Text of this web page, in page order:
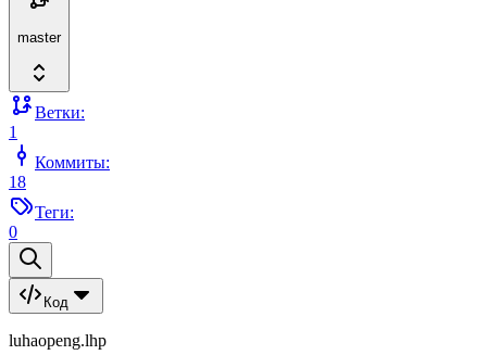
master
Ветки:
1
Коммиты:
18
Теги:
0
Код
luhaopeng.lhp